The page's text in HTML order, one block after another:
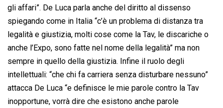
o
o
k
A
p
p
d
I
n
d
s
i
n
k
gli affari”. De Luca parla anche del diritto al dissenso
spiegando come in Italia “c’è un problema di distanza tra
legalità e giustizia, molti cose come la Tav, le discariche o
anche l’Expo, sono fatte nel nome della legalità” ma non
sempre in quello della giustizia. Infine il ruolo degli
intellettuali: “che chi fa carriera senza disturbare nessuno”
attacca De Luca “e definisce le mie parole contro la Tav
inopportune, vorrà dire che esistono anche parole